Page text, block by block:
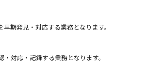
期発見・対応する業務となります。
対応・記録する業務となります。